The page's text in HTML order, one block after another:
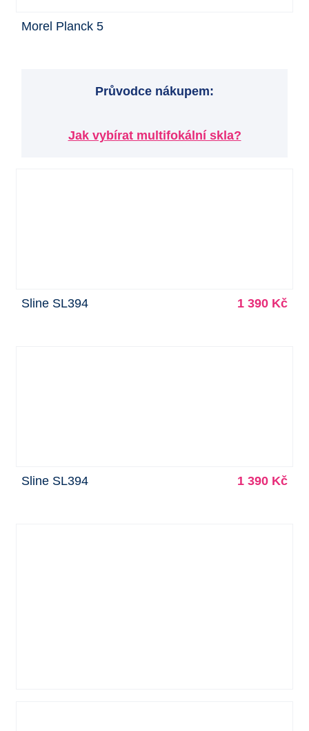
Morel Planck 5
Průvodce nákupem:
Jak vybírat multifokální skla?
Sline SL394 1 390 Kč
Sline SL394 1 390 Kč